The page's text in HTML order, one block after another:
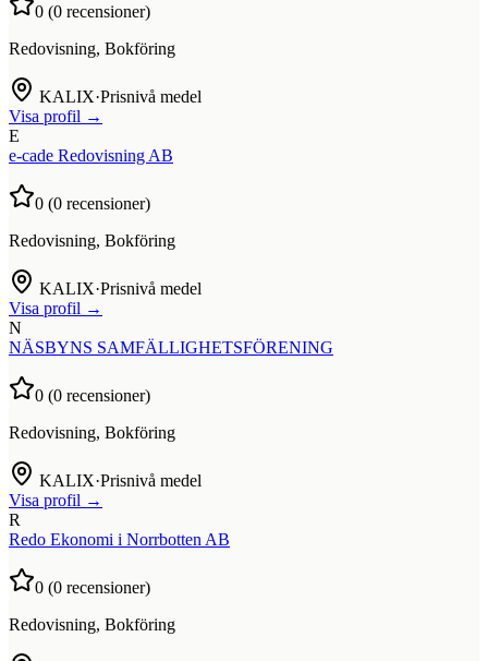
0 (0 recensioner)
Redovisning, Bokföring
KALIX·Prisnivå medel
Visa profil →
E
e-cade Redovisning AB
0 (0 recensioner)
Redovisning, Bokföring
KALIX·Prisnivå medel
Visa profil →
N
NÄSBYNS SAMFÄLLIGHETSFÖRENING
0 (0 recensioner)
Redovisning, Bokföring
KALIX·Prisnivå medel
Visa profil →
R
Redo Ekonomi i Norrbotten AB
0 (0 recensioner)
Redovisning, Bokföring